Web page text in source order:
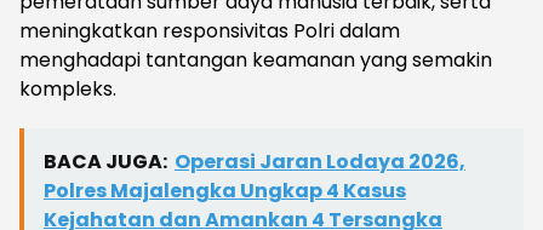
meningkatkan responsivitas Polri dalam
menghadapi tantangan keamanan yang semakin
kompleks.
BACA JUGA: Operasi Jaran Lodaya 2026,
Polres Majalengka Ungkap 4 Kasus
Kejahatan dan Amankan 4 Tersangka